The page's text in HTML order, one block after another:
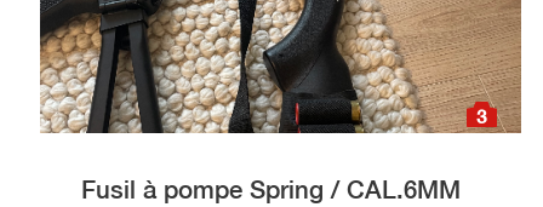
3
Fusil à pompe Spring / CAL.6MM